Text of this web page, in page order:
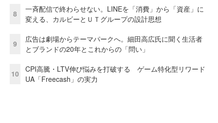
8
一斉配信で終わらせない。LINEを「消費」から「資産」に
変える、カルビーとＵＴグループの設計思想
9
広告は劇場からテーマパークへ。細田高広氏に聞く生活者
とブランドの20年とこれからの「問い」
10
CPI高騰・LTV伸び悩みを打破する ゲーム特化型リワード
UA「Freecash」の実力